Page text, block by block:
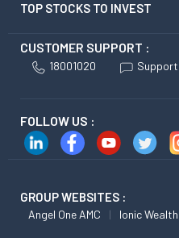
TOP STOCKS TO INVEST
CUSTOMER SUPPORT :
18001020 Support
FOLLOW US :
GROUP WEBSITES :
Angel One AMC Ionic Wealth